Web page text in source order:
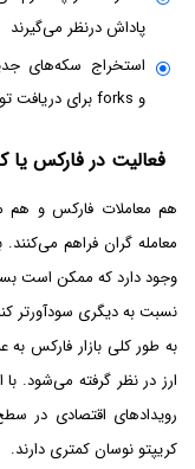
پاداش درنظر می‌گیرند
استخراج سکه‌های
و forks برای دریافت توکن رایگان
فعالیت در فارکس یا
هم معاملات فارکس و هم
معامله گران فراهم
وجود دارد که ممکن است
نسبت به دیگری سودآورتر
به طور کلی بازار فارکس به
ارز در نظر گرفته می‌شود.
رویدادهای اقتصادی در
کریپتو نوسان کمتری دارند.